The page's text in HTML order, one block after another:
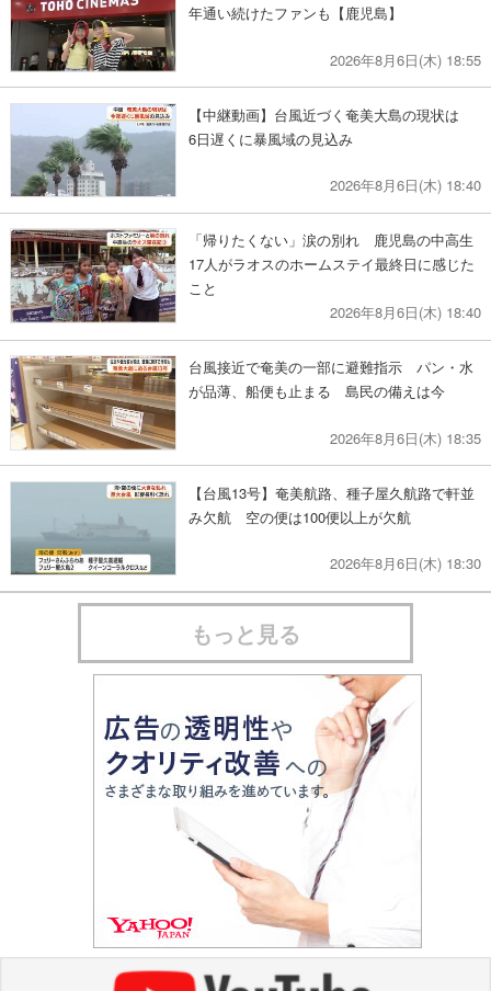
年通い続けたファンも【鹿児島】
2026年8月6日(木) 18:55
【中継動画】台風近づく奄美大島の現状は
6日遅くに暴風域の見込み
2026年8月6日(木) 18:40
「帰りたくない」涙の別れ 鹿児島の中高生
17人がラオスのホームステイ最終日に感じた
こと
2026年8月6日(木) 18:40
台風接近で奄美の一部に避難指示 パン・水
が品薄、船便も止まる 島民の備えは今
2026年8月6日(木) 18:35
【台風13号】奄美航路、種子屋久航路で軒並
み欠航 空の便は100便以上が欠航
2026年8月6日(木) 18:30
もっと見る